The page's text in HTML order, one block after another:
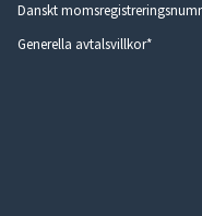
Danskt
Generella avtalsvillkor*